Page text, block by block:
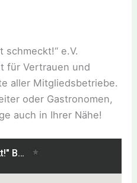
schmeckt!“ e.V.
für Vertrauen und
aller Mitgliedsbetriebe.
oder Gastronomen,
auch in Ihrer Nähe!